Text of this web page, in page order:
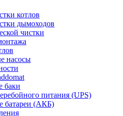
котлов
дымоходов
чистки
насосы
баки
питания (UPS)
батареи (АКБ)